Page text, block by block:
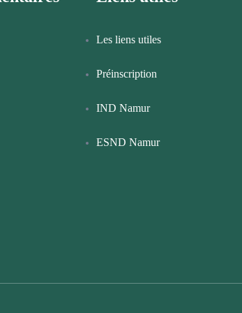
Les liens utiles
Préinscription
IND Namur
ESND Namur